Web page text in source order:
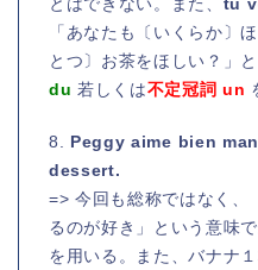
とはできない。また、 tu
「あなたも〔いくらか〕
とつ〕お茶をほしい？」
du 若しくは不定冠詞 un
8. Peggy aime bien
dessert.
=> 今回も総称ではなく、
るのが好き」という意味で
を用いる。また、バナナ